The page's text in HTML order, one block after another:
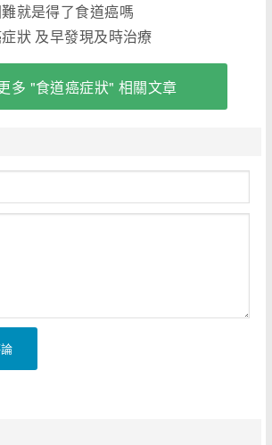
就是得了食道癌嗎
狀 及早發現及時治療
多 "食道癌症狀" 相關文章